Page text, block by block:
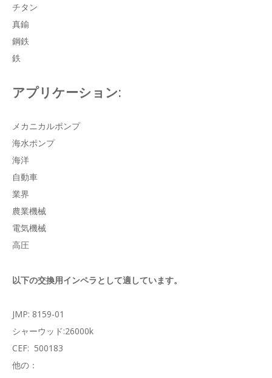
チタン
真鍮
鋼鉄
鉄
アプリケーション:
メカニカルポンプ
海水ポンプ
海洋
自動車
業界
農業機械
電気機械
高圧
以下の交換用インペラとして適しています。
JMP: 8159-01
シャーウッド:26000k
CEF: 500183
他の：